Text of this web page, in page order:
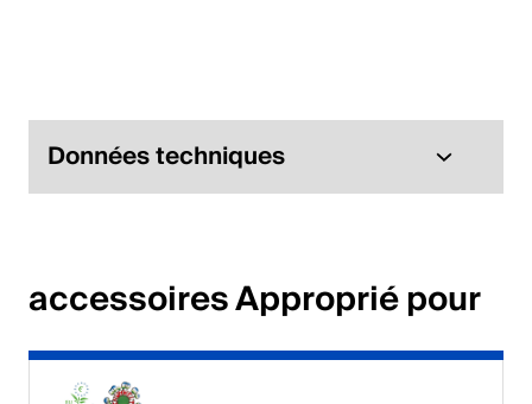
Svenska
Polski
English
Données techniques
accessoires Approprié pour